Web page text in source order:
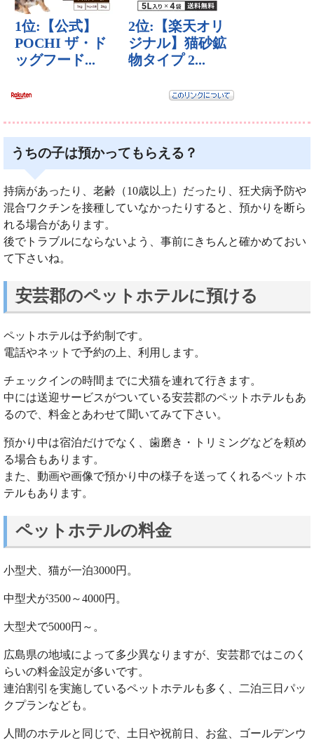
うちの子は預かってもらえる？
持病があったり、老齢（10歳以上）だったり、狂犬病予防や
混合ワクチンを接種していなかったりすると、預かりを断ら
れる場合があります。
後でトラブルにならないよう、事前にきちんと確かめておい
て下さいね。
安芸郡のペットホテルに預ける
ペットホテルは予約制です。
電話やネットで予約の上、利用します。
チェックインの時間までに犬猫を連れて行きます。
中には送迎サービスがついている安芸郡のペットホテルもあ
るので、料金とあわせて聞いてみて下さい。
預かり中は宿泊だけでなく、歯磨き・トリミングなどを頼め
る場合もあります。
また、動画や画像で預かり中の様子を送ってくれるペットホ
テルもあります。
ペットホテルの料金
小型犬、猫が一泊3000円。
中型犬が3500～4000円。
大型犬で5000円～。
広島県の地域によって多少異なりますが、安芸郡ではこのく
らいの料金設定が多いです。
連泊割引を実施しているペットホテルも多く、二泊三日パッ
クプランなども。
人間のホテルと同じで、土日や祝前日、お盆、ゴールデンウ